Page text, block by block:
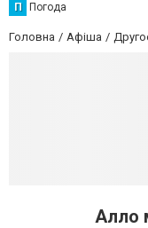
П Погода
Головна Афіша
Алло